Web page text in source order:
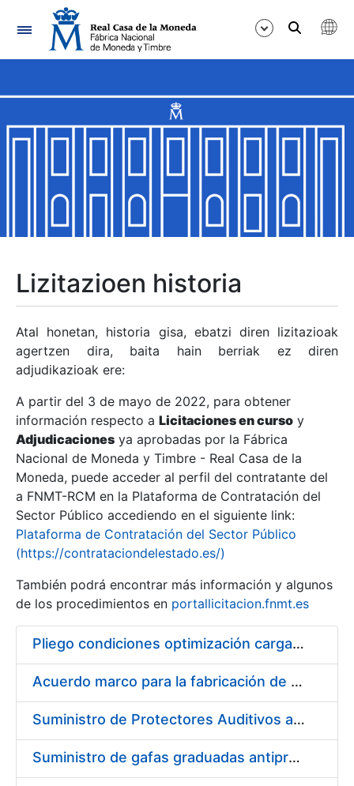
Nabigazioa
Erakutsi/Ezkutatu
Erakutsi/Ezkutatu
Erakutsi/Ezkutatu
Erakutsi/Ezkutatu
Erakutsi/Ezkutatu
Erakutsi/Ezkutatu
Erakutsi/Ezkutatu
Erakutsi/Ezkutatu
Lizitazioen historia
Atal honetan, historia gisa, ebatzi diren lizitazioak
agertzen dira, baita hain berriak ez diren
adjudikazioak ere:
A partir del 3 de mayo de 2022, para obtener
información respecto a Licitaciones en curso y
Adjudicaciones ya aprobadas por la Fábrica
Nacional de Moneda y Timbre - Real Casa de la
Moneda, puede acceder al perfil del contratante del
a FNMT-RCM en la Plataforma de Contratación del
Sector Público accediendo en el siguiente link:
Plataforma de Contratación del Sector Público
(https://contrataciondelestado.es/)
También podrá encontrar más información y algunos
de los procedimientos en portallicitacion.fnmt.es
Pliego condiciones optimización cargas compras firmado
Acuerdo marco para la fabricación de piezas
Suministro de Protectores Auditivos a medida para las personas trabajadoras de los Centros de Trabajo de Madrid y Burgos
Suministro de gafas graduadas antiproyecciones para los trabajadores de la FNMT-RCM en los centros de trabajo de Madrid y Burgos